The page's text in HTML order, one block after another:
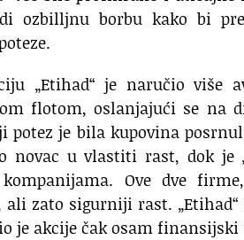
ozbilljnu borbu kako bi
„Etihad“ je naručio više
flotom, oslanjajući se na
je bila kupovina
novac u vlastiti rast, dok je
Ove dve
zato sigurniji rast. „Etihad“
je akcije čak osam